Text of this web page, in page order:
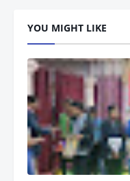
YOU MIGHT LIKE